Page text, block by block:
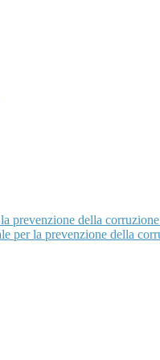
prevenzione della
per la prevenzione della